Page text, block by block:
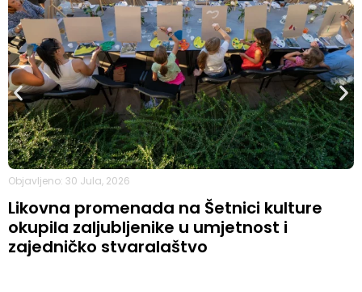
Objavljeno: 30 Jula, 2026
Likovna promenada na Šetnici kulture
okupila zaljubljenike u umjetnost i
zajedničko stvaralaštvo